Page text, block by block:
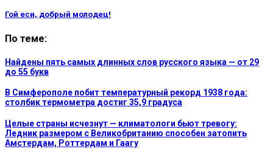
Гой еси, добрый молодец!
По теме:
Найдены пять самых длинных слов русского языка — от 29
до 55 букв
В Симферополе побит температурный рекорд 1938 года:
столбик термометра достиг 35,9 градуса
Целые страны исчезнут — климатологи бьют тревогу:
Ледник размером с Великобританию способен затопить
Амстердам, Роттердам и Гаагу